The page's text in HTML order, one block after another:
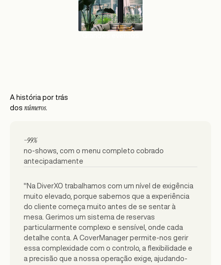
A história por trás
dos números.
−99%
no-shows, com o menu completo cobrado
antecipadamente
"Na DiverXO trabalhamos com um nível de exigência
muito elevado, porque sabemos que a experiência
do cliente começa muito antes de se sentar à
mesa. Gerimos um sistema de reservas
particularmente complexo e sensível, onde cada
detalhe conta. A CoverManager permite-nos gerir
essa complexidade com o controlo, a flexibilidade e
a precisão que a nossa operação exige, ajudando-